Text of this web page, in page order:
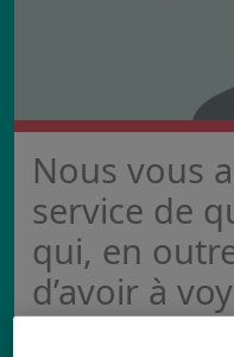
Nous vous
service de
qui, en
d’avoir à
réaliser